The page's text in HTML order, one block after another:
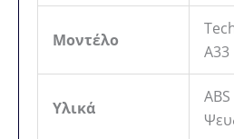
Μοντέλο
A33
Υλικά